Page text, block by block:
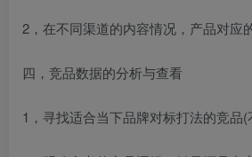
2，在不同渠道的内容情况，产品对应
四，竞品数据的分析与查看
1，寻找适合当下品牌对标打法的竞品(